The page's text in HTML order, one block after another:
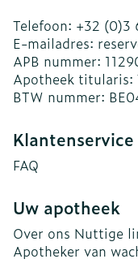
Telefoon: +32 (0)3
E-mailadres:
APB nummer:
Apotheek titularis:
BTW nummer:
Klantenservice
FAQ
Uw apotheek
Over ons Nuttige
Apotheker van